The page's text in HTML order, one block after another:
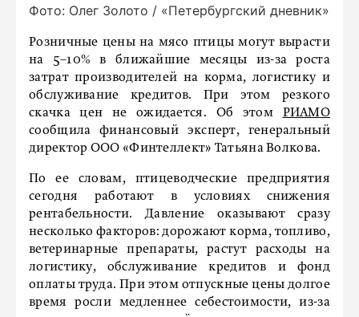
Фото: Олег Золото / «Петербургский дневник»
Розничные цены на мясо птицы могут вырасти
на 5–10% в ближайшие месяцы из-за роста
затрат производителей на корма, логистику и
обслуживание кредитов. При этом резкого
скачка цен не ожидается. Об этом РИАМО
сообщила финансовый эксперт, генеральный
директор ООО «Финтеллект» Татьяна Волкова.
По ее словам, птицеводческие предприятия
сегодня работают в условиях снижения
рентабельности. Давление оказывают сразу
несколько факторов: дорожают корма, топливо,
ветеринарные препараты, растут расходы на
логистику, обслуживание кредитов и фонд
оплаты труда. При этом отпускные цены долгое
время росли медленнее себестоимости, из-за